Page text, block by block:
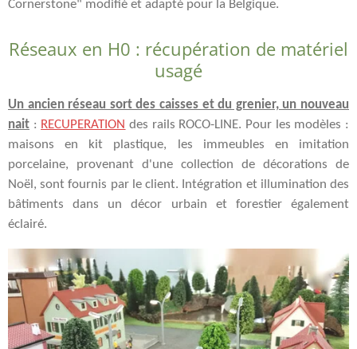
Cornerstone" modifié et adapté pour la Belgique.
Réseaux en H0 : récupération de matériel
usagé
Un ancien réseau sort des caisses et du grenier, un nouveau
nait : RECUPERATION des rails ROCO-LINE. Pour les modèles :
maisons en kit plastique, les immeubles en imitation
porcelaine, provenant d'une collection de décorations de
Noël, sont fournis par le client. Intégration et illumination des
bâtiments dans un décor urbain et forestier également
éclairé.